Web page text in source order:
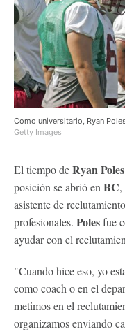
Como universitario, Ryan
Getty Images
El tiempo deRyan Poles
posición se abrió en BC,
asistente de
profesionales. Polesfue
ayudar con el
"Cuando hice eso, yo
como coach o en el
metimos en el
organizamos enviando